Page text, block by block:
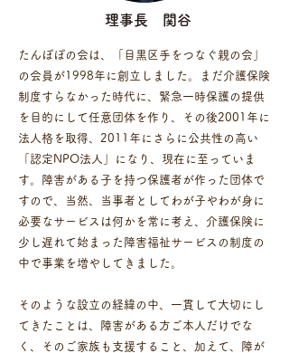
​理事長 関谷
たんぽぽの会は、「目黒区手をつなぐ親の会」
の会員が1998年に創立しました。まだ介護保険
制度すらなかった時代に、緊急一時保護の提供
を目的にして任意団体を作り、その後2001年に
法人格を取得、2011年にさらに公共性の高い
「認定NPO法人」になり、現在に至っていま
す。障害がある子を持つ保護者が作った団体で
すので、当然、当事者としてわが子やわが身に
必要なサービスは何かを常に考え、介護保険に
少し遅れて始まった障害福祉サービスの制度の
中で事業を増やしてきました。
そのような設立の経緯の中、一貫して大切にし
てきたことは、障害がある方ご本人だけでな
く、そのご家族も支援すること、加えて、障が